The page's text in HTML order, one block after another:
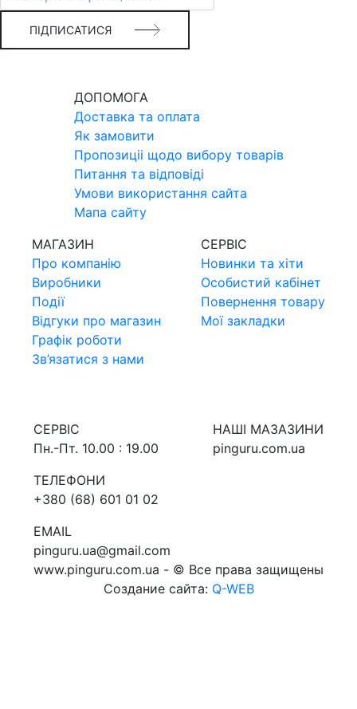
ПІДПИСАТИСЯ
ДОПОМОГА
Доставка та оплата
Як замовити
Пропозицii щодо вибору товарiв
Питання та вiдповiдi
Умови використання сайта
Мапа сайту
МАГАЗИН
Про компанiю
Виробники
Події
Відгуки про магазин
Графік роботи
Зв’язатися з нами
СЕРВIС
Новинки та хiти
Особистий кабінет
Повернення товару
Мої закладки
СЕРВIС
Пн.-Пт. 10.00 : 19.00
ТЕЛЕФОНИ
+380 (68) 601 01 02
EMAIL
pinguru.ua@gmail.com
НАШI МАЗАЗИНИ
pinguru.com.ua
www.pinguru.com.ua - © Все права защищены
Создание сайта: Q-WEB